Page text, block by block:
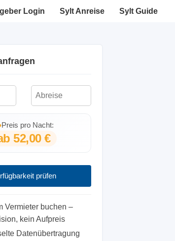
Login Sylt Anreise Sylt Guide
Preis pro Nacht:
52,00 €
prüfen
Vermieter buchen –
kein Aufpreis
Datenübertragung